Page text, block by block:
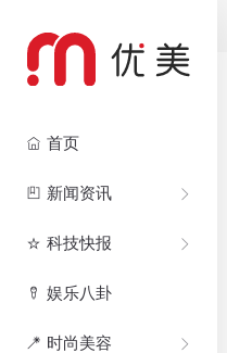
首页
新闻资讯
科技快报
娱乐八卦
时尚美容